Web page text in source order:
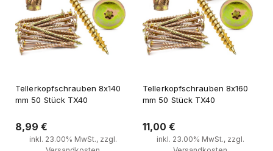
Tellerkopfschrauben 8x140
mm 50 Stück TX40
8,99 €
inkl. 23.00% MwSt., zzgl.
Tellerkopfschrauben 8x160
mm 50 Stück TX40
11,00 €
inkl. 23.00% MwSt., zzgl.